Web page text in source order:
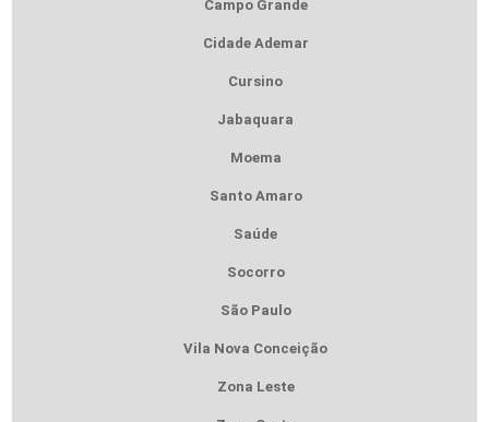
Campo Grande
Cidade Ademar
Cursino
Jabaquara
Moema
Santo Amaro
Saúde
Socorro
São Paulo
Vila Nova Conceição
Zona Leste